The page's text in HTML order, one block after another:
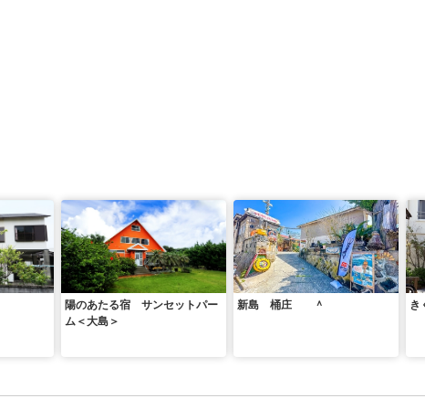
陽のあたる宿 サンセットパー
ム＜大島＞
新島 桶庄 ＾ き